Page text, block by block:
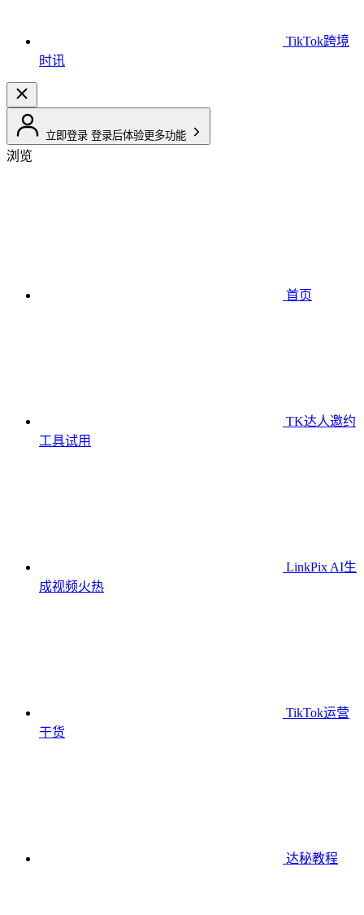
TikTok跨境
时讯
立即登录 登录后体验更多功能
浏览
首页
TK达人邀约
工具试用
LinkPix AI生
成视频火热
TikTok运营
干货
达秘教程